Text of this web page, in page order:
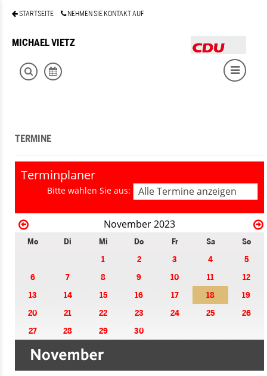
STARTSEITE NEHMEN SIE KONTAKT AUF
MICHAEL VIETZ
TERMINE
Terminplaner
Bitte wählen Sie aus: Alle Termine anzeigen
November 2023
Mo Di Mi Do Fr Sa
So
1
2 3 4
5
6
7 8 9 10 11
12
13
14 15 16 17 18
19
20
21 22 23 24 25
26
27
28 29 30